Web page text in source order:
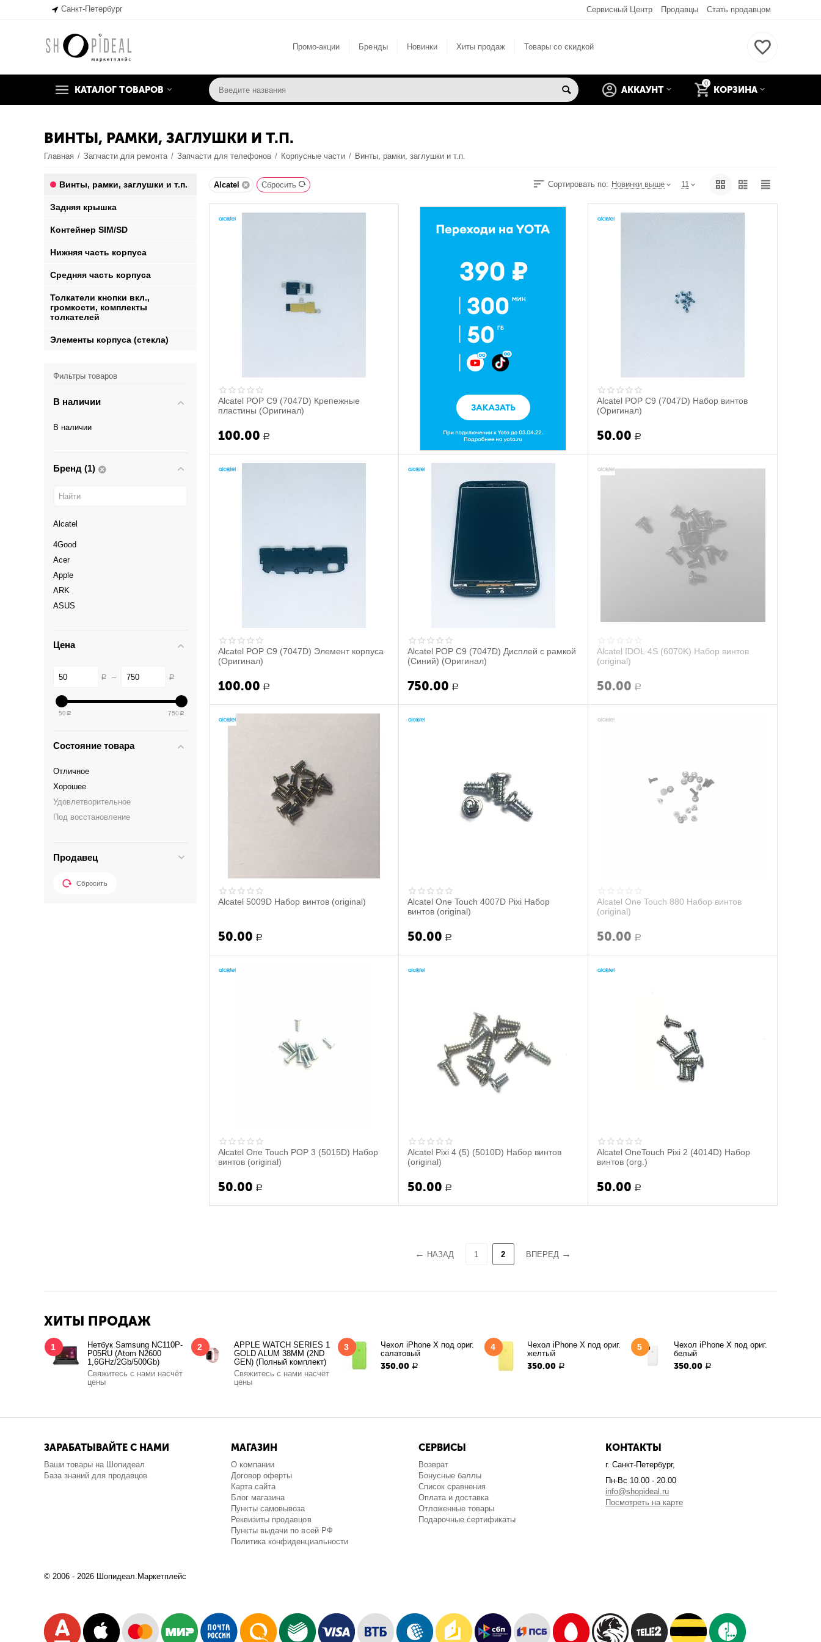
Санкт-Петербург Сервисный Центр Продавцы Стать продавцом
Промо-акции Бренды Новинки Хиты продаж Товары со скидкой
КАТАЛОГ ТОВАРОВ
0
КОРЗИНА
АККАУНТ
ВИНТЫ, РАМКИ, ЗАГЛУШКИ И Т.П.
Главная / Запчасти для ремонта / Запчасти для телефонов / Корпусные части / Винты, рамки, заглушки и т.п.
Alcatel Сбросить Сортировать по: Новинки выше 11
Alcatel POP C9 (7047D) Крепежные
пластины (Оригинал)
100.00 Р
Alcatel POP C9 (7047D) Набор винтов
(Оригинал)
50.00 Р
Alcatel POP C9 (7047D) Элемент корпуса
(Оригинал)
100.00 Р
Alcatel POP C9 (7047D) Дисплей с рамкой
(Синий) (Оригинал)
750.00 Р
Alcatel IDOL 4S (6070K) Набор винтов
(original)
50.00 Р
Alcatel 5009D Набор винтов (original)
50.00 Р
Alcatel One Touch 4007D Pixi Набор
винтов (original)
50.00 Р
Alcatel One Touch 880 Набор винтов
(original)
50.00 Р
Alcatel One Touch POP 3 (5015D) Набор
винтов (original)
50.00 Р
Alcatel Pixi 4 (5) (5010D) Набор винтов
(original)
50.00 Р
Alcatel OneTouch Pixi 2 (4014D) Набор
винтов (org.)
50.00 Р
НАЗАД 1 2 ВПЕРЕД
Винты, рамки, заглушки и т.п.
Задняя крышка
Контейнер SIM/SD
Нижняя часть корпуса
Средняя часть корпуса
Толкатели кнопки вкл.,
громкости, комплекты
толкателей
Элементы корпуса (стекла)
Фильтры товаров
В наличии
В наличии
Бренд (1)
Alcatel
4Good
Acer
Apple
ARK
ASUS
BQ Mobile
Digma
DNS
Fly
HTC
LeEco
Lenovo
LG
Meizu
Motorola
Nokia
Цена
Р – Р
50 Р 750 Р
Состояние товара
Отличное
Хорошее
Удовлетворительное
Под восстановление
Продавец
Сбросить
ХИТЫ ПРОДАЖ
1
Нетбук Samsung NC110P-
P05RU (Atom N2600
1,6GHz/2Gb/500Gb)
Свяжитесь с нами насчёт
цены
2
APPLE WATCH SERIES 1
GOLD ALUM 38MM (2ND
GEN) (Полный комплект)
Свяжитесь с нами насчёт
цены
3
Чехол iPhone X под ориг.
салатовый
350.00 Р
4
Чехол iPhone X под ориг.
желтый
350.00 Р
5
Чехол iPhone X под ориг.
белый
350.00 Р
ЗАРАБАТЫВАЙТЕ С НАМИ
Ваши товары на Шопидеал
База знаний для продавцов
МАГАЗИН
О компании
Договор оферты
Карта сайта
Блог магазина
Пункты самовывоза
Реквизиты продавцов
Пункты выдачи по всей РФ
Политика конфиденциальности
СЕРВИСЫ
Возврат
Бонусные баллы
Список сравнения
Оплата и доставка
Отложенные товары
Подарочные сертификаты
КОНТАКТЫ
г. Санкт-Петербург,
Пн-Вс 10.00 - 20.00
info@shopideal.ru
Посмотреть на карте
© 2006 - 2026 Шопидеал.Маркетплейс